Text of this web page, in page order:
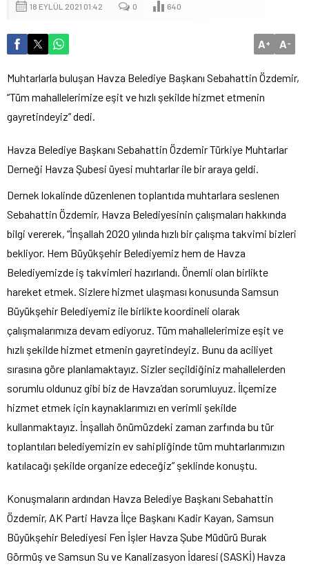
18 EYLÜL 2021 01:42 0 640
A+ A-
Muhtarlarla buluşan Havza Belediye Başkanı Sebahattin Özdemir,
“Tüm mahallelerimize eşit ve hızlı şekilde hizmet etmenin
gayretindeyiz” dedi.
Havza Belediye Başkanı Sebahattin Özdemir Türkiye Muhtarlar
Derneği Havza Şubesi üyesi muhtarlar ile bir araya geldi.
Dernek lokalinde düzenlenen toplantıda muhtarlara seslenen
Sebahattin Özdemir, Havza Belediyesinin çalışmaları hakkında
bilgi vererek, “İnşallah 2020 yılında hızlı bir çalışma takvimi bizleri
bekliyor. Hem Büyükşehir Belediyemiz hem de Havza
Belediyemizde iş takvimleri hazırlandı. Önemli olan birlikte
hareket etmek. Sizlere hizmet ulaşması konusunda Samsun
Büyükşehir Belediyemiz ile birlikte koordineli olarak
çalışmalarımıza devam ediyoruz. Tüm mahallelerimize eşit ve
hızlı şekilde hizmet etmenin gayretindeyiz. Bunu da aciliyet
sırasına göre planlamaktayız. Sizler seçildiğiniz mahallelerden
sorumlu oldunuz gibi biz de Havza’dan sorumluyuz. İlçemize
hizmet etmek için kaynaklarımızı en verimli şekilde
kullanmaktayız. İnşallah önümüzdeki zaman zarfında bu tür
toplantıları belediyemizin ev sahipliğinde tüm muhtarlarımızın
katılacağı şekilde organize edeceğiz” şeklinde konuştu.
Konuşmaların ardından Havza Belediye Başkanı Sebahattin
Özdemir, AK Parti Havza İlçe Başkanı Kadir Kayan, Samsun
Büyükşehir Belediyesi Fen İşler Havza Şube Müdürü Burak
Görmüş ve Samsun Su ve Kanalizasyon İdaresi (SASKİ) Havza